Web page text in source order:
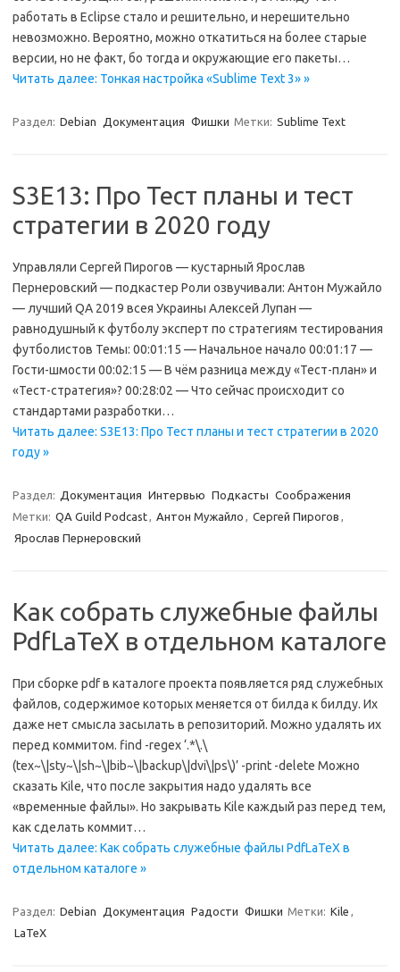
работать в Eclipse стало и решительно, и нерешительно
невозможно. Вероятно, можно откатиться на более старые
версии, но не факт, бо тогда и окружающие его пакеты…
Читать далее: Тонкая настройка «Sublime Text 3» »
Раздел: Debian Документация Фишки Метки: Sublime Text
S3E13: Про Тест планы и тест
стратегии в 2020 году
Управляли Сергей Пирогов — кустарный Ярослав
Пернеровский — подкастер Роли озвучивали: Антон Мужайло
— лучший QA 2019 всея Украины Алексей Лупан —
равнодушный к футболу эксперт по стратегиям тестирования
футболистов Темы: 00:01:15 — Начальное начало 00:01:17 —
Гости-шмости 00:02:15 — В чём разница между «Тест-план» и
«Тест-стратегия»? 00:28:02 — Что сейчас происходит со
стандартами разработки…
Читать далее: S3E13: Про Тест планы и тест стратегии в 2020
году »
Раздел: Документация Интервью Подкасты Соображения
Метки: QA Guild Podcast, Антон Мужайло , Сергей Пирогов ,
Ярослав Пернеровский
Как собрать служебные файлы
PdfLaTeX в отдельном каталоге
При сборке pdf в каталоге проекта появляется ряд служебных
файлов, содержимое которых меняется от билда к билду. Их
даже нет смысла засылать в репозиторий. Можно удалять их
перед коммитом. find -regex ‘.*\.\
(tex~\|sty~\|sh~\|bib~\|backup\|dvi\|ps\)’ -print -delete Можно
сказать Kile, что после закрытия надо удалять все
«временные файлы». Но закрывать Kile каждый раз перед тем,
как сделать коммит…
Читать далее: Как собрать служебные файлы PdfLaTeX в
отдельном каталоге »
Раздел: Debian Документация Радости Фишки Метки: Kile ,
LaTeX